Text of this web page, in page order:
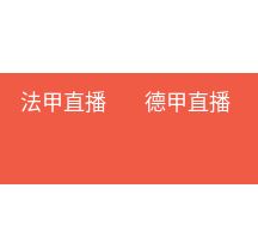
法甲直播 德甲直播